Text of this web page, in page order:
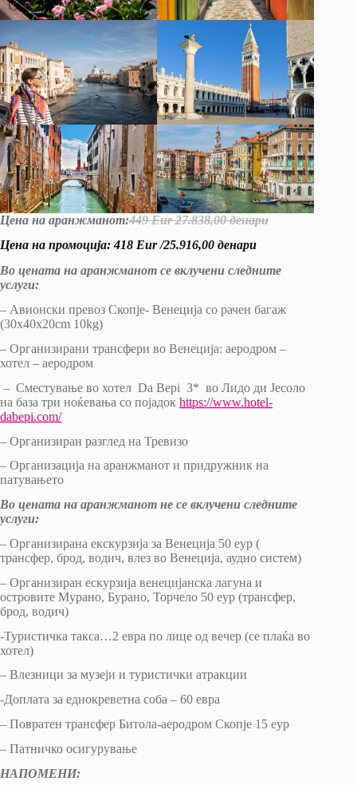
Цена на аранжманот:449 Eur 27.838,00 денари
Цена на промоција: 418 Eur /25.916,00 денари
Во цената на аранжманот се вклучени следните
услуги:
– Авионски превоз Скопје- Венеција со рачен багаж
(30x40x20cm 10kg)
– Организирани трансфери во Венеција: аеродром –
хотел – аеродром
– Сместување во хотел Da Bepi 3* во Лидо ди Јесоло
на база три ноќевања со појадок https://www.hotel-
dabepi.com/
– Организиран разглед на Тревизо
– Организација на аранжманот и придружник на
патувањето
Во цената на аранжманот не се вклучени следните
услуги:
– Организирана екскурзија за Венеција 50 еур (
трансфер, брод, водич, влез во Венеција, аудио систем)
– Организиран ескурзија венецијанска лагуна и
островите Мурано, Бурано, Торчело 50 еур (трансфер,
брод, водич)
-Туристичка такса…2 евра по лице од вечер (се плаќа во
хотел)
– Влезници за музеји и туристички атракции
-Доплата за еднокреветна соба – 60 евра
– Повратен трансфер Битола-аеродром Скопје 15 еур
– Патничко осигурување
НАПОМЕНИ: